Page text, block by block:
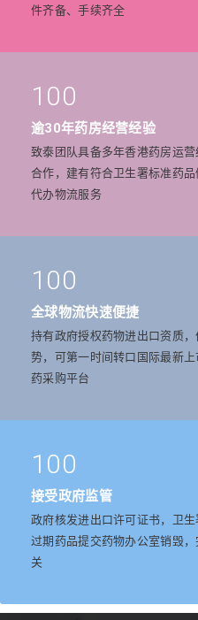
件齐备、手续齐全
100
逾30年药房经营经验
致泰团队具备多年香港药房运
合作，建有符合卫生署标准药
代办物流服务
100
全球物流快速便捷
持有政府授权药物进出口资质
势，可第一时间转口国际最新
药采购平台
100
接受政府监管
政府核发进出口许可证书，卫
过期药品提交药物办公室销毁
关